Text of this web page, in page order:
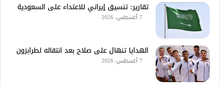
تقارير: تنسيق إيراني للاعتداء على السعودية
7 أغسطس، 2026
الهدايا تنهال على صلاح بعد انتقاله لطرابزون
7 أغسطس، 2026